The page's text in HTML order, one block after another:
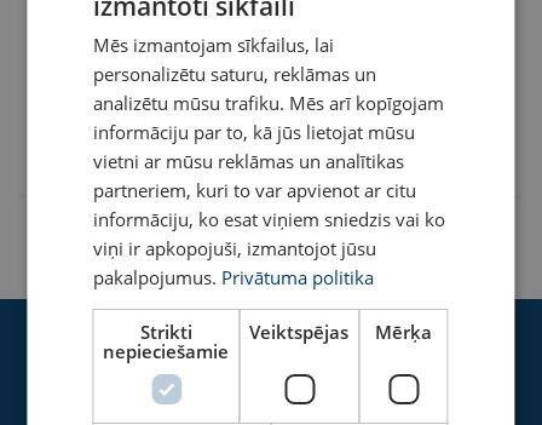
Pievienot grozam
5045TYNRAHARU1
Pierakstīties jaunumu saņemšanai
Pierakstīties
ENGLISH TRANSLATION
Mēs izmantojam sīkfailus, lai
personalizētu saturu, reklāmas un
analizētu mūsu trafiku. Mēs arī kopīgojam
informāciju par to, kā jūs lietojat mūsu
vietni ar mūsu reklāmas un analītikas
partneriem, kuri to var apvienot ar citu
informāciju, ko esat viņiem sniedzis vai ko
viņi ir apkopojuši, izmantojot jūsu
pakalpojumus. Privātuma politika
Strikti
nepieciešamie
Veiktspējas Mērķa